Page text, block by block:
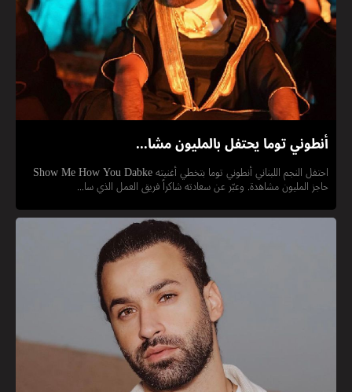
أنطوني توما يحتفل بالمليون مشا...
احتفل النجم اللبناني أنطوني توما بتخطي أغنيته Show Me How You Dabke
حاجز المليون مشاهدة. وعبّر عن سعادته شاكراً فريق العمل الذي سا...